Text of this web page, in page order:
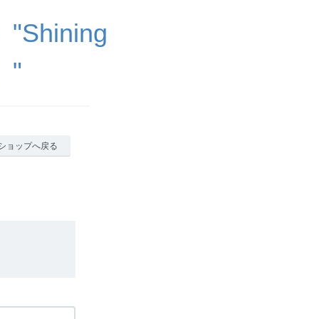
"Shining
"
ョップへ戻る